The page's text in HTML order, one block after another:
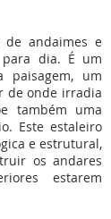
andaimes e
dia. É um
paisagem, um
de onde irradia
também uma
Este estaleiro
e estrutural,
os andares
estarem